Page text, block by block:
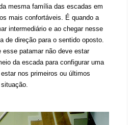
mesma família das escadas em
mais confortáveis. É quando a
intermediário e ao chegar nesse
de direção para o sentido oposto.
esse patamar não deve estar
da escada para configurar uma
nos primeiros ou últimos